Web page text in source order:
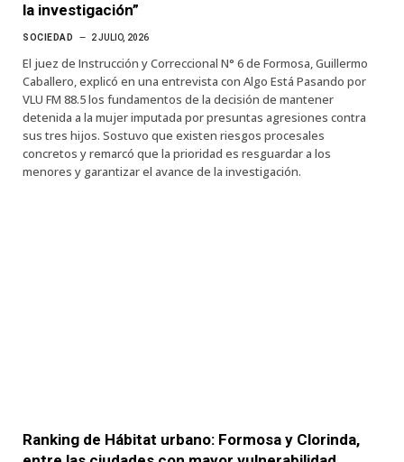
la investigación”
SOCIEDAD 2 JULIO, 2026
El juez de Instrucción y Correccional N° 6 de Formosa, Guillermo
Caballero, explicó en una entrevista con Algo Está Pasando por
VLU FM 88.5 los fundamentos de la decisión de mantener
detenida a la mujer imputada por presuntas agresiones contra
sus tres hijos. Sostuvo que existen riesgos procesales
concretos y remarcó que la prioridad es resguardar a los
menores y garantizar el avance de la investigación.
Ranking de Hábitat urbano: Formosa y Clorinda,